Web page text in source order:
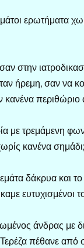
ερωτήματα
στην
ήρεμη, σαν να
κανένα περιθώριο
με τρεμάμενη
κανένα
δάκρυα και
άνδρας με
Τερέζα πέθανε